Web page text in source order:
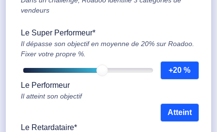
vendeurs
Le Super Performeur*
Il dépasse son objectif en moyenne de 20% sur Roadoo.
Fixer votre propre %.
Le Performeur
Il atteint son objectif
Le Retardataire*